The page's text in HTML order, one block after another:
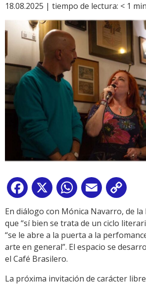
18.08.2025 | tiempo de lectura: < 1
Facebook
X WhatsApp
Email
Link
En diálogo con Mónica Navarro, de
que “sí bien se trata de un ciclo
“se le abre a la puerta a la
arte en general”. El espacio se
el Café Brasilero.
La próxima invitación de carácter